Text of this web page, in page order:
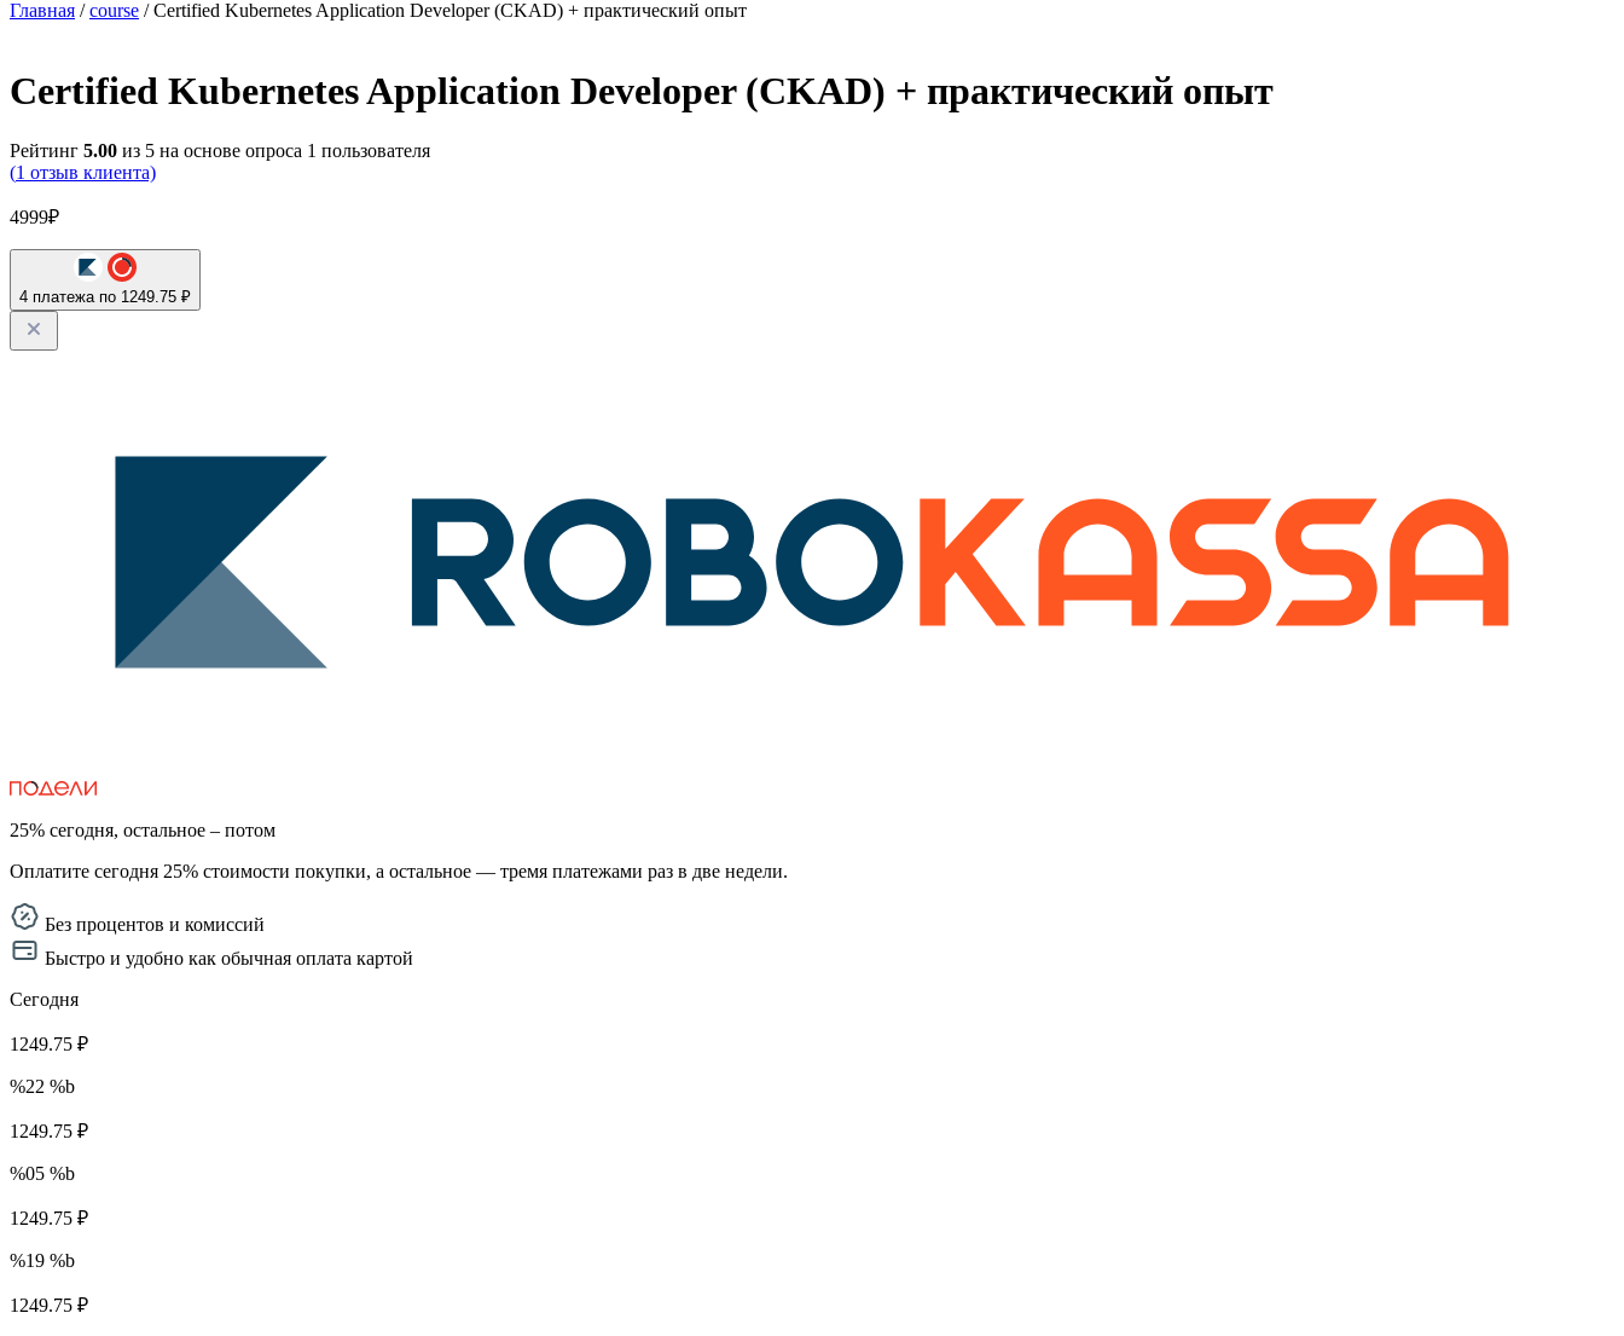
Главная /course / Certified Kubernetes Application Developer (CKAD) + практический опыт
Certified Kubernetes Application Developer (CKAD) + практический опыт
Рейтинг 5.00 из 5 на основе опроса 1 пользователя
(1 отзыв клиента)
4999₽
4 платежа по 1249.75 ₽
25% сегодня, остальное – потом
Оплатите сегодня 25% стоимости покупки, а остальное — тремя платежами раз в две недели.
Без процентов и комиссий
Быстро и удобно как обычная оплата картой
Сегодня
1249.75 ₽
%22 %b
1249.75 ₽
%05 %b
1249.75 ₽
%19 %b
1249.75 ₽